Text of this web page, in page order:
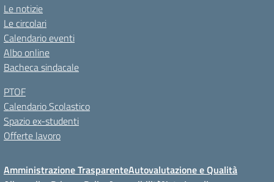
Le notizie
Le circolari
Calendario eventi
Albo online
Bacheca sindacale
PTOF
Calendario Scolastico
Spazio ex-studenti
Offerte lavoro
Amministrazione TrasparenteAutovalutazione e Qualità